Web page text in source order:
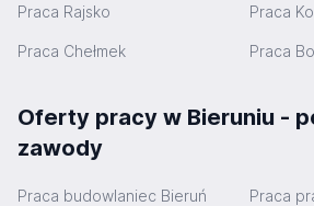
Praca Rajsko Praca
Praca Chełmek Praca
Oferty pracy w Bieruniu -
zawody
Praca budowlaniec Bieruń
Praca